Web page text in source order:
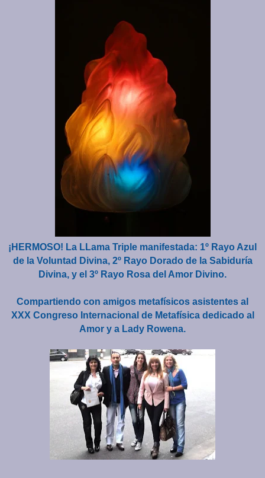
¡HERMOSO! La LLama Triple manifestada: 1º Rayo Azul
de la Voluntad Divina, 2º Rayo Dorado de la Sabiduría
Divina, y el 3º Rayo Rosa del Amor Divino.
Compartiendo con amigos metafísicos asistentes al
XXX Congreso Internacional de Metafísica dedicado al
Amor y a Lady Rowena.